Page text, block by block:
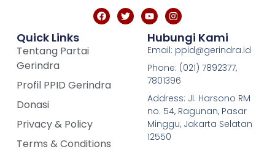
Quick Links
Tentang Partai
Gerindra
Profil PPID Gerindra
Donasi
Privacy & Policy
Terms & Conditions
Hubungi Kami
Email: ppid@gerindra.id
Phone: (021) 7892377,
7801396
Address: Jl. Harsono RM
no. 54, Ragunan, Pasar
Minggu, Jakarta Selatan
12550